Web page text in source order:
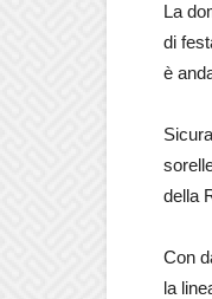
La
di
è
della
Con
la